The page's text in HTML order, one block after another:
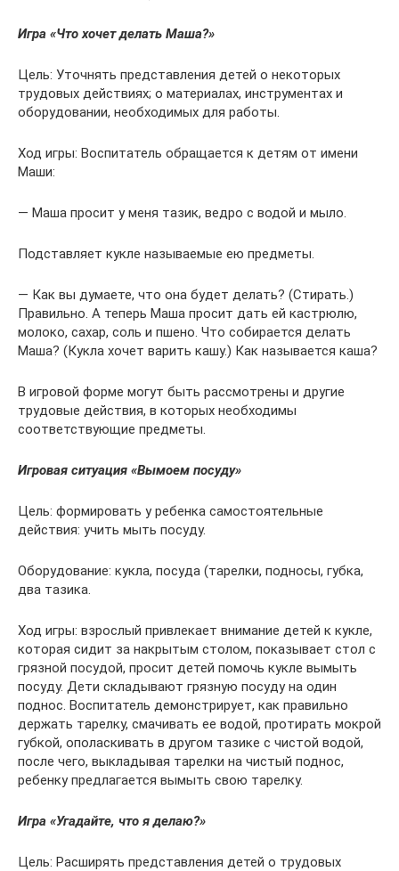
Игра «Что хочет делать Маша?»
Цель: Уточнять представления детей о некоторых
трудовых действиях; о материалах, инструментах и
оборудовании, необходимых для работы.
Ход игры: Воспитатель обращается к детям от имени
Маши:
— Маша просит у меня тазик, ведро с водой и мыло.
Подставляет кукле называемые ею предметы.
— Как вы думаете, что она будет делать? (Стирать.)
Правильно. А теперь Маша просит дать ей кастрюлю,
молоко, сахар, соль и пшено. Что собирается делать
Маша? (Кукла хочет варить кашу.) Как называется каша?
В игровой форме могут быть рассмотрены и другие
трудовые действия, в которых необходимы
соответствующие предметы.
Игровая ситуация «Вымоем посуду»
Цель: формировать у ребенка самостоятельные
действия: учить мыть посуду.
Оборудование: кукла, посуда (тарелки, подносы, губка,
два тазика.
Ход игры: взрослый привлекает внимание детей к кукле,
которая сидит за накрытым столом, показывает стол с
грязной посудой, просит детей помочь кукле вымыть
посуду. Дети складывают грязную посуду на один
поднос. Воспитатель демонстрирует, как правильно
держать тарелку, смачивать ее водой, протирать мокрой
губкой, ополаскивать в другом тазике с чистой водой,
после чего, выкладывая тарелки на чистый поднос,
ребенку предлагается вымыть свою тарелку.
Игра «Угадайте, что я делаю?»
Цель: Расширять представления детей о трудовых